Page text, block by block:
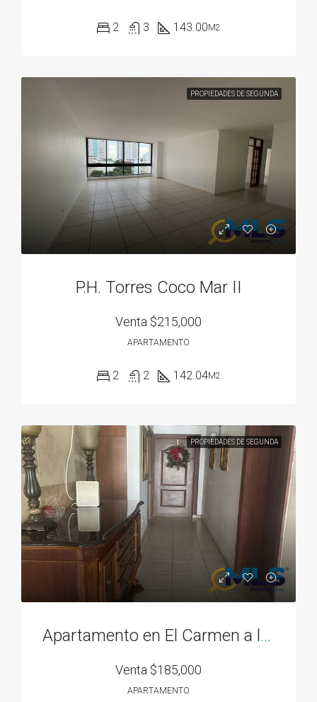
2 3 143.00M2
PROPIEDADES DE SEGUNDA
P.H. Torres Coco Mar II
Venta $215,000
APARTAMENTO
2 2 142.04M2
PROPIEDADES DE SEGUNDA
Apartamento en El Carmen a la venta
Venta $185,000
APARTAMENTO